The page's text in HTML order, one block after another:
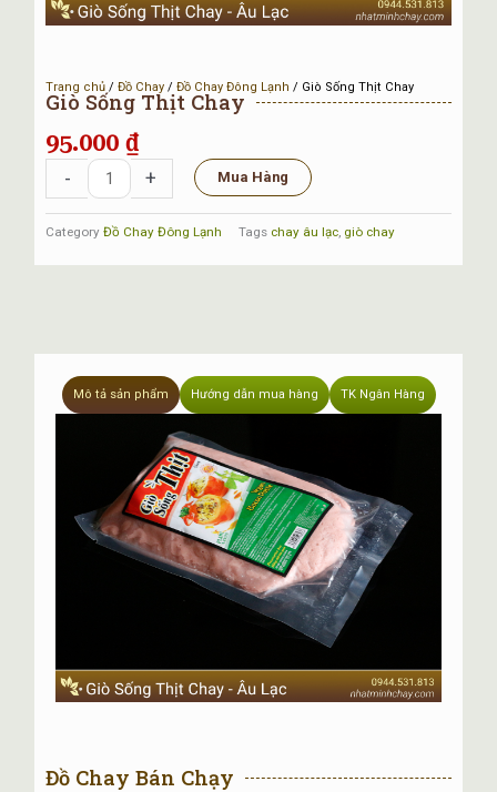
Trang chủ /Đồ Chay /Đồ Chay Đông Lạnh / Giò Sống Thịt Chay
Giò Sống Thịt Chay
95.000₫
-
Thịt
Chay
số
+ Mua Hàng
Category Đồ Chay Đông Lạnh Tags chay âu lạc giò chay
Đồ Chay Bán Chạy
Mô tả sản phẩm Hướng dẫn mua hàng TK Ngân Hàng